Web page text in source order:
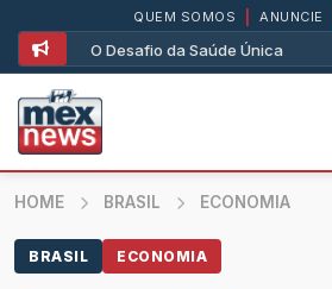
O Desafio da Saúde Única
QUEM SOMOS ANUNCIE
HOME BRASIL ECONOMIA
BRASIL ECONOMIA